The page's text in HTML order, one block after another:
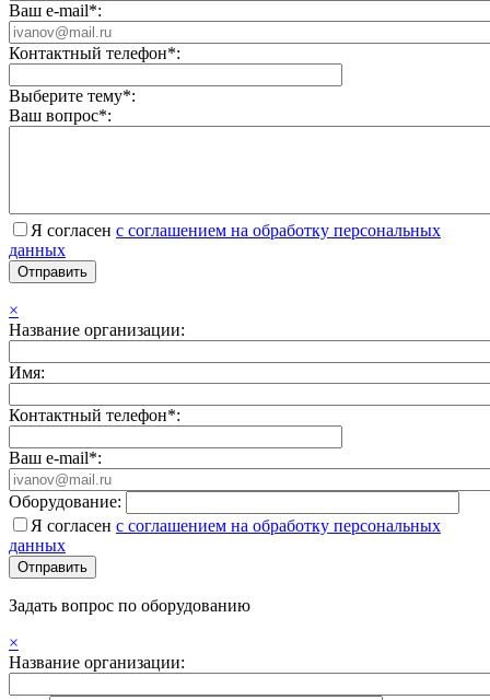
Ваш e-mail*:
Контактный телефон*:
Выберите тему*:
Ваш вопрос*:
Я согласен с соглашением на обработку персональных
данных
×
Название организации:
Имя:
Контактный телефон*:
Ваш e-mail*:
Оборудование:
Я согласен с соглашением на обработку персональных
данных
Задать вопрос по оборудованию
×
Название организации: